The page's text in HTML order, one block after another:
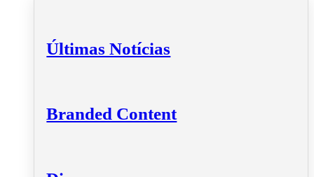
Últimas Notícias
Branded Content